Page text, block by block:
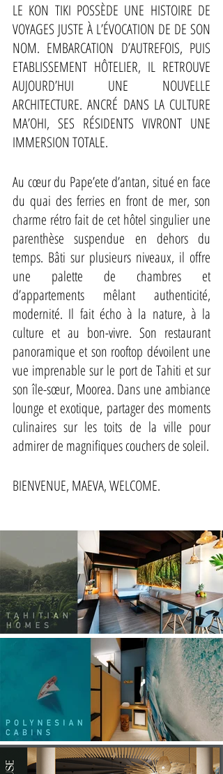
LE KON TIKI POSSÈDE UNE HISTOIRE DE
VOYAGES JUSTE À L’ÉVOCATION DE DE SON
NOM. EMBARCATION D’AUTREFOIS, PUIS
ETABLISSEMENT HÔTELIER, IL RETROUVE
AUJOURD’HUI UNE NOUVELLE
ARCHITECTURE. ANCRÉ DANS LA CULTURE
MA’OHI, SES RÉSIDENTS VIVRONT UNE
IMMERSION TOTALE.
Au cœur du Pape’ete d’antan, situé en face
du quai des ferries en front de mer, son
charme rétro fait de cet hôtel singulier une
parenthèse suspendue en dehors du
temps. Bâti sur plusieurs niveaux, il offre
une palette de chambres et
d’appartements mêlant authenticité,
modernité. Il fait écho à la nature, à la
culture et au bon-vivre. Son restaurant
panoramique et son rooftop dévoilent une
vue imprenable sur le port de Tahiti et sur
son île-sœur, Moorea. Dans une ambiance
lounge et exotique, partager des moments
culinaires sur les toits de la ville pour
BIENVENUE, MAEVA, WELCOME.